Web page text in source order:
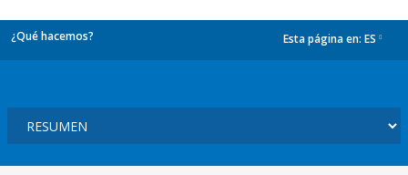
¿Qué hacemos? Esta página en: ES